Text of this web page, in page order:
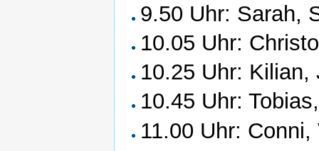
9.50 Uhr: Sarah,
10.05 Uhr:
10.25 Uhr: Kilian,
10.45 Uhr:
11.00 Uhr: Conni,